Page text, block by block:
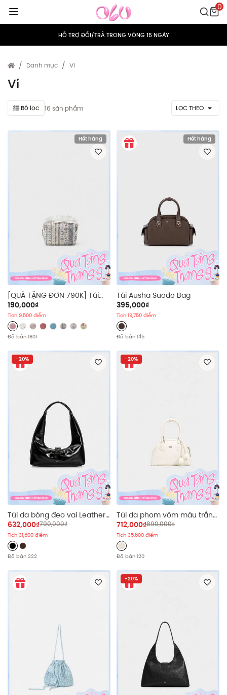
0
MIỄN PHÍ VẬN CHUYỂN CHO MỌI ĐƠN HÀNG
HỖ TRỢ ĐỔI/TRẢ TRONG VÒNG 15 NGÀY
TÍCH ĐIỂM 5% CHO MỌI ĐƠN HÀNG
Danh mục Ví
Ví
Bộ lọc 16 sản phẩm LỌC THEO
Hết hàng
[QUÀ TẶNG ĐƠN 790K] Túi
đựng đồ makeup Summer
Pouch
190,000₫
Tích 9,500 điểm
Đã bán 1801
Hết hàng
Túi Ausha Suede Bag
395,000₫
Tích 19,750 điểm
Đã bán 145
-20%
Túi da bóng đeo vai Leather
Shoulder Bag nhiều màu
632,000₫790,000₫
Tích 31,600 điểm
Đã bán 222
-20%
Túi da phom vòm màu trắng
White Leather Dome Bag
712,000₫890,000₫
Tích 35,600 điểm
Đã bán 120
-20%